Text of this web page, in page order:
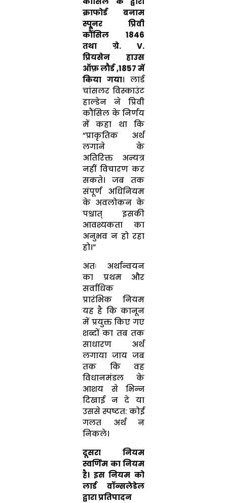
क्राफोर्ड बनाम
स्पू्नर प्रिवी
कौंसिल 1846
तथा ग्रे. V.
प्रियसेन हाउस
ऑफ़ लौर्ड ,1857 में
किया गया। लार्ड
चांसलर विस्काउंट
हाल्डेन ने प्रिवी
कौंसिल के निर्णय
में कहा था कि
“प्राकृतिक अर्थ
लगाने के
अतिरिक्त अन्यत्र
नहीं विचारण कर
सकते। जब तक
संपूर्ण अधिनियम
के अवलोकन के
पश्चात् इसकी
आवश्यकता का
अनुभव न हो रहा
हो।”
अतः अर्थान्वयन
का प्रथम और
सर्वाधिक
प्रारंभिक नियम
यह है कि कानून
में प्रयुक्त किए गए
शब्दों का तब तक
साधारण अर्थ
लगाया जाय जब
तक कि वह
विधानमंडल के
आशय से भिन्न
दिखाई न दे या
उससे स्पष्टत: कोई
गलत अर्थ न
निकले।
दूसरा नियम
स्वर्णिम का नियम
है। इस नियम को
लार्ड वॉन्सलेडेल
द्वारा प्रतिपादन